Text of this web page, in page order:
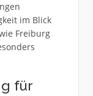
im Blick
Freiburg
für